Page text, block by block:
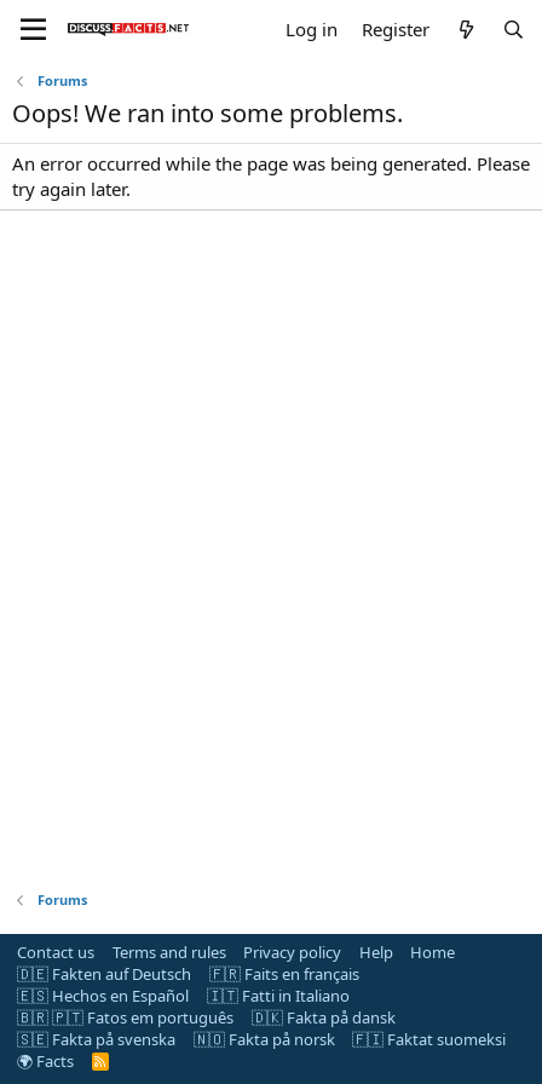
Log in Register
Forums
Oops! We ran into some problems.
An error occurred while the page was being generated. Please
try again later.
Forums
Contact us Terms and rules Privacy policy Help
Home
🇩🇪 Fakten auf Deutsch
🇫🇷 Faits en français
🇪🇸 Hechos en Español
🇮🇹 Fatti in Italiano
🇧🇷 🇵🇹 Fatos em português
🇩🇰 Fakta på dansk
🇸🇪 Fakta på svenska
🇳🇴 Fakta på norsk
🇫🇮 Faktat suomeksi
🌍 Facts
R